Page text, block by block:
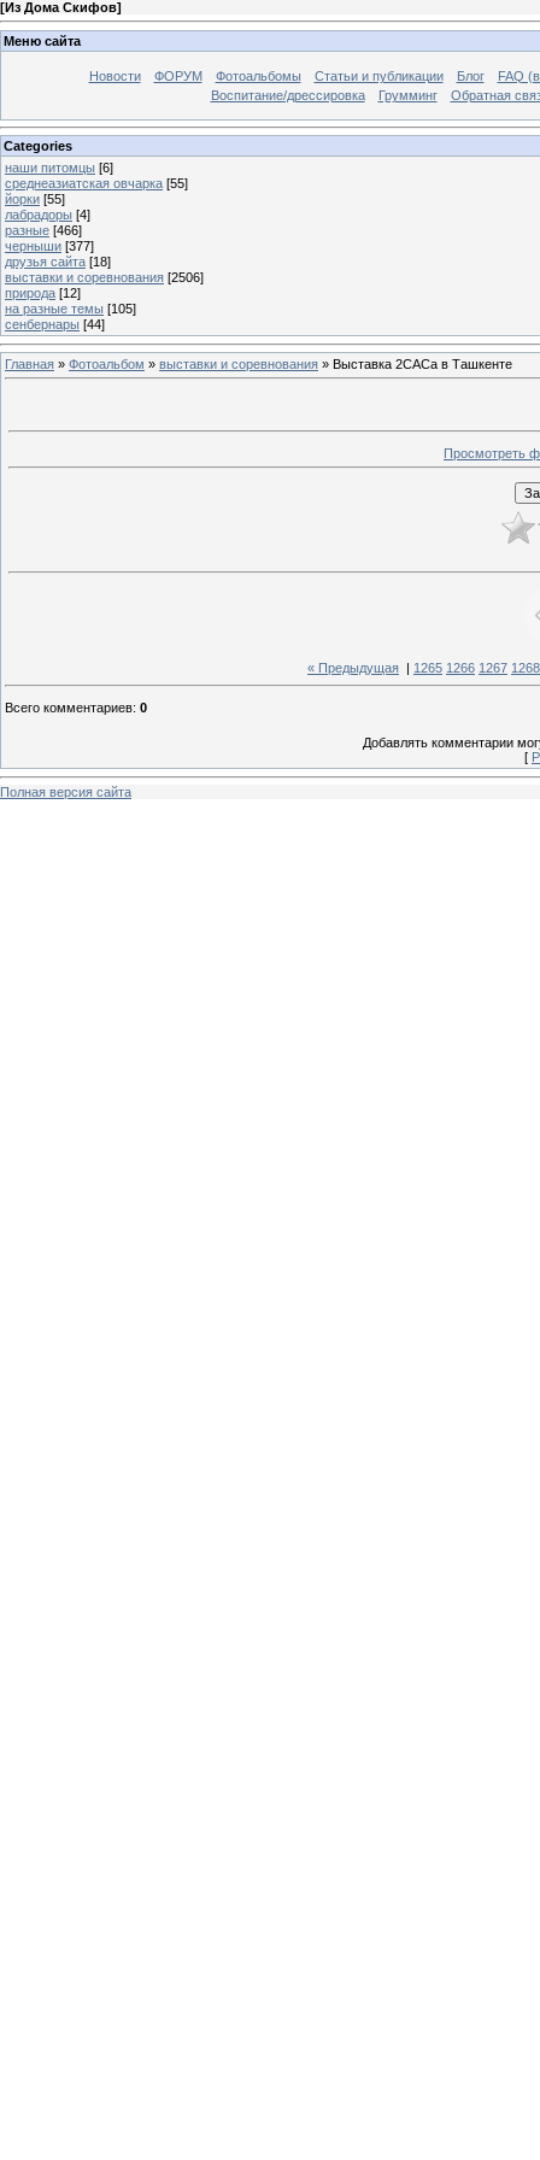
[Из Дома Скифов]
Меню сайта
Новости ФОРУМ Фотоальбомы Статьи и публикации Блог
FAQ
Воспитание/дрессировка
Грумминг Обратная
Categories
наши питомцы [6]
среднеазиатская овчарка [55]
йорки [55]
лабрадоры [4]
разные [466]
черныши [377]
друзья сайта [18]
выставки и соревнования [2506]
природа [12]
на разные темы [105]
сенбернары [44]
Главная » Фотоальбом » выставки и соревнования » Выставка 2CACа в Ташкенте
Просмотреть
« Предыдущая | 1265 1266 1267 1268
Всего комментариев: 0
Добавлять комментарии
[
Полная версия сайта